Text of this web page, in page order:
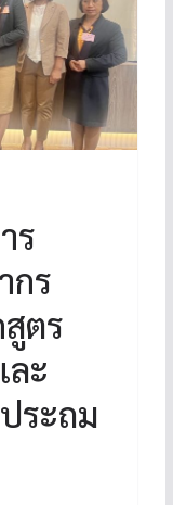
ร
กร
ตร
ะ
ระถม